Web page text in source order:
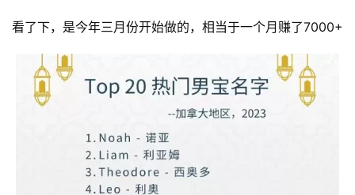
看了下，是今年三月份开始做的，相当于一个月赚了7000+